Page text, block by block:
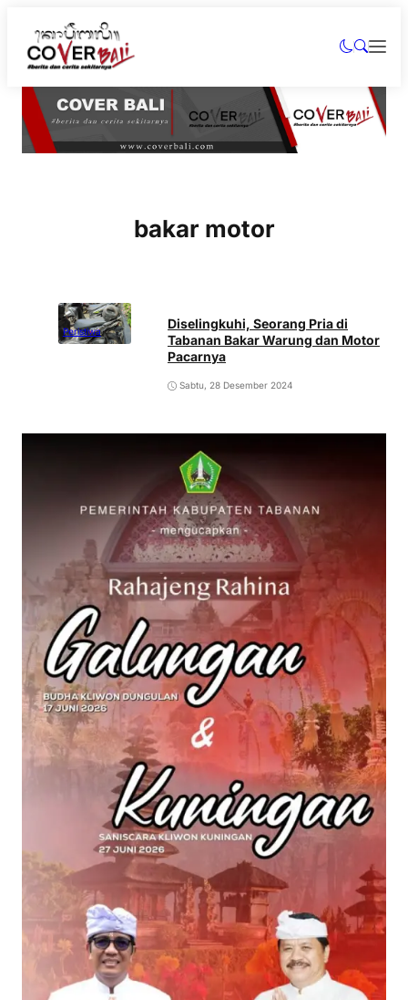
bakar motor
Peristiwa
Diselingkuhi, Seorang Pria di
Tabanan Bakar Warung dan Motor
Pacarnya
Sabtu, 28 Desember 2024